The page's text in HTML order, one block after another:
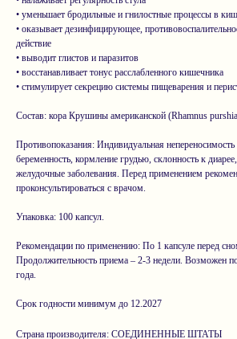
• уменьшает бродильные и гнилостные процессы в
• оказывает дезинфицирующее,
действие
• выводит глистов и паразитов
• восстанавливает тонус расслабленного кишечника
• стимулирует секрецию системы пищеварения и
Состав: кора Крушины американской (Rhamnus
Противопоказания: Индивидуальная
беременность, кормление грудью, склонность к
желудочные заболевания. Перед применением
проконсультироваться с врачом.
Упаковка: 100 капсул.
Рекомендации по применению: По 1 капсуле перед
Продолжительность приема – 2-3 недели. Возможен
года.
Срок годности минимум до 12.2027
Страна производителя: СОЕДИНЕННЫЕ ШТАТЫ